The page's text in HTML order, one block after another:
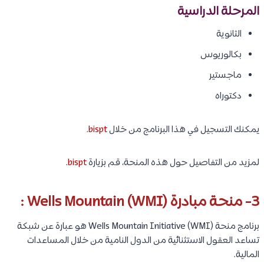
المرحلة الدراسية
الثانوية
بكالوريوس
ماجستير
دكتوراه
يمكنك التسجيل في هذا البرنامج من خلالbispt
.
لمزيد من التفاصيل حول هذه المنحة، قم بزيارةbispt
.
3- منحة مبادرة Wells Mountain (WMI) :
برنامج منحة Wells Mountain Initiative (WMI) هو عبارة عن شبكة
تساعد العقول الاستثنائية من الدول النامية من خلال المساعدات
المالية.